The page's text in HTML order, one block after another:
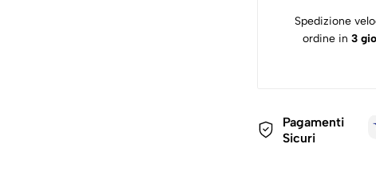
Spedizione
ordine in 3
Pagamenti
Sicuri